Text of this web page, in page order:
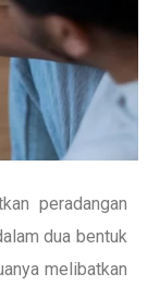
peradangan
dua bentuk
melibatkan